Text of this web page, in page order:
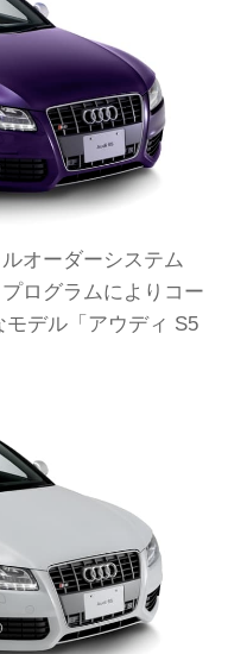
オーダーシステム
ログラムによりコー
デル「アウディ S5